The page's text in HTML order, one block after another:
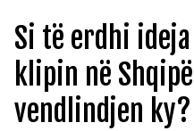
Si të erdhi
klipin në
vendlindjen ky?